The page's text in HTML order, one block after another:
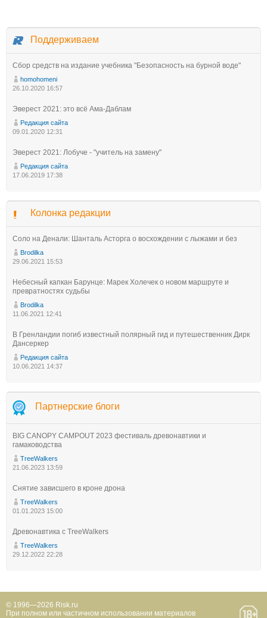
Поддерживаем
Сбор средств на издание учебника "Безопасность на бурной воде"
homohomeni
26.10.2020 16:57
Эверест 2021: это всё Ама-Даблам
Редакция сайта
09.01.2020 12:31
Эверест 2021: Лобуче - "учитель на замену"
Редакция сайта
17.06.2019 17:38
Колонка редакции
Соло на Денали: Шанталь Асторга о восхождении с лыжами и без
Brodilka
29.06.2021 15:53
Небесный капкан Барунце: Марек Холечек о новом маршруте и
превратностях судьбы
Brodilka
11.06.2021 12:41
В Гренландии погиб известный полярный гид и путешественник Дирк
Дансеркер
Редакция сайта
10.06.2021 14:37
Партнерские блоги
BIG CANOPY CAMPOUT 2023 фестиваль древонавтики и
гамаководства
TreeWalkers
21.06.2023 13:59
Снятие зависшего в кроне дрона
TreeWalkers
01.01.2023 15:00
Древонавтика с TreeWalkers
TreeWalkers
29.12.2022 22:28
© 1996—2026 Risk.ru
При полном или частичном использовании материалов